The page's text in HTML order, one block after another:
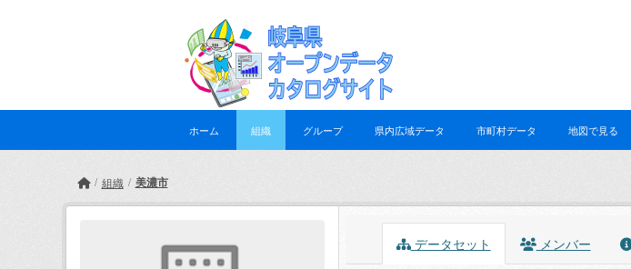
ホーム 組織 グループ 県内広域データ 市町村データ 地図で見る
組織 美濃市
データセット メンバー